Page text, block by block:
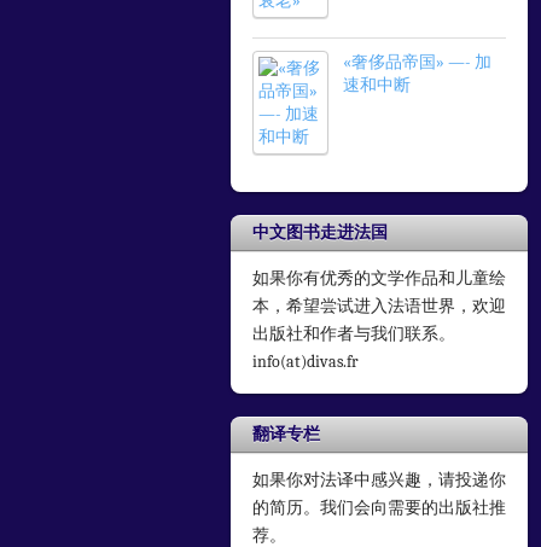
«奢侈品帝国» —- 加
速和中断
中文图书走进法国
如果你有优秀的文学作品和儿童绘
本，希望尝试进入法语世界，欢迎
出版社和作者与我们联系。
info(at)divas.fr
翻译专栏
如果你对法译中感兴趣，请投递你
的简历。我们会向需要的出版社推
荐。